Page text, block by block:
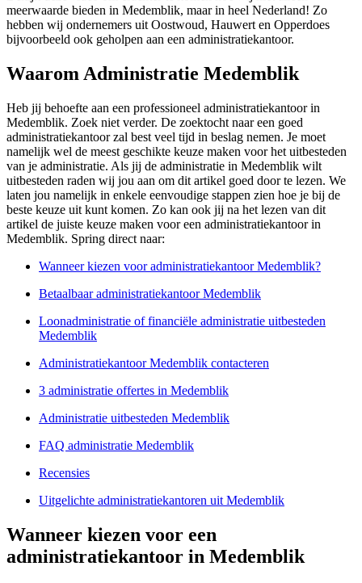
meerwaarde bieden in Medemblik, maar in heel Nederland! Zo
hebben wij ondernemers uit Oostwoud, Hauwert en Opperdoes
bijvoorbeeld ook geholpen aan een administratiekantoor.
Waarom Administratie Medemblik
Heb jij behoefte aan een professioneel administratiekantoor in
Medemblik. Zoek niet verder. De zoektocht naar een goed
administratiekantoor zal best veel tijd in beslag nemen. Je moet
namelijk wel de meest geschikte keuze maken voor het uitbesteden
van je administratie. Als jij de administratie in Medemblik wilt
uitbesteden raden wij jou aan om dit artikel goed door te lezen. We
laten jou namelijk in enkele eenvoudige stappen zien hoe je bij de
beste keuze uit kunt komen. Zo kan ook jij na het lezen van dit
artikel de juiste keuze maken voor een administratiekantoor in
Medemblik. Spring direct naar:
Wanneer kiezen voor administratiekantoor Medemblik?
Betaalbaar administratiekantoor Medemblik
Loonadministratie of financiële administratie uitbesteden
Medemblik
Administratiekantoor Medemblik contacteren
3 administratie offertes in Medemblik
Administratie uitbesteden Medemblik
FAQ administratie Medemblik
Recensies
Uitgelichte administratiekantoren uit Medemblik
Wanneer kiezen voor een
administratiekantoor in Medemblik